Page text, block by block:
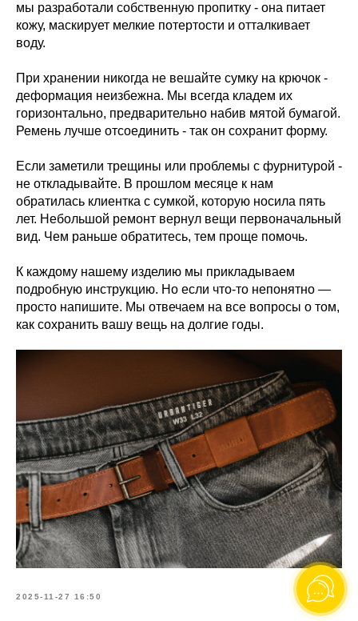
мы разработали собственную пропитку - она питает
кожу, маскирует мелкие потертости и отталкивает
воду.
При хранении никогда не вешайте сумку на крючок -
деформация неизбежна. Мы всегда кладем их
горизонтально, предварительно набив мятой бумагой.
Ремень лучше отсоединить - так он сохранит форму.
Если заметили трещины или проблемы с фурнитурой -
не откладывайте. В прошлом месяце к нам
обратилась клиентка с сумкой, которую носилa пять
лет. Небольшой ремонт вернул вещи первоначальный
вид. Чем раньше обратитесь, тем проще помочь.
К каждому нашему изделию мы прикладываем
подробную инструкцию. Но если что-то непонятно —
просто напишите. Мы отвечаем на все вопросы о том,
как сохранить вашу вещь на долгие годы.
2025-11-27 16:50